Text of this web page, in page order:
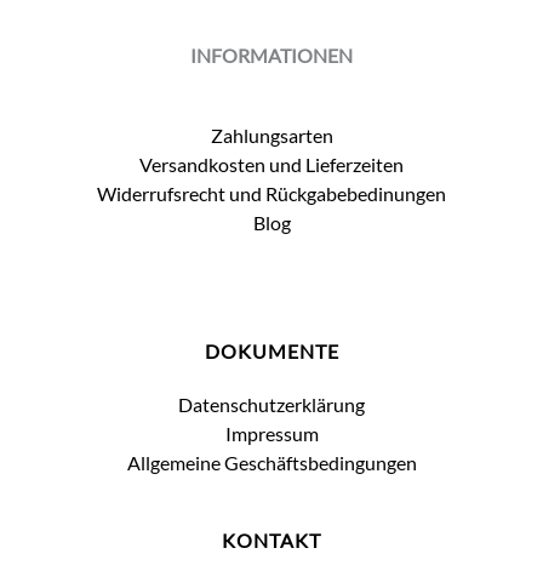
INFORMATIONEN
Zahlungsarten
Versandkosten und Lieferzeiten
Widerrufsrecht und Rückgabebedinungen
Blog
DOKUMENTE
Datenschutzerklärung
Impressum
Allgemeine Geschäftsbedingungen
KONTAKT